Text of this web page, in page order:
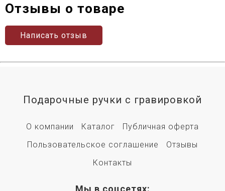
Отзывы о товаре
Написать отзыв
Подарочные ручки с гравировкой
О компании Каталог
Публичная оферта
Пользовательское соглашение
Отзывы
Контакты
Мы в соцсетях: